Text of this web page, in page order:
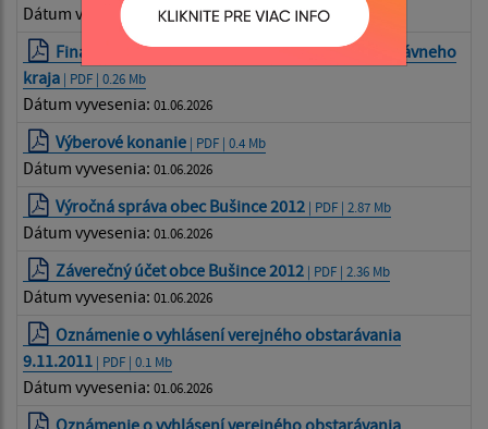
Dátum vyvesenia: 01.06.2026
Finančná podpora Banskobystrického samosprávneho
kraja | PDF | 0.26 Mb
Dátum vyvesenia: 01.06.2026
Výberové konanie | PDF | 0.4 Mb
Dátum vyvesenia: 01.06.2026
Výročná správa obec Bušince 2012 | PDF | 2.87 Mb
Dátum vyvesenia: 01.06.2026
Záverečný účet obce Bušince 2012 | PDF | 2.36 Mb
Dátum vyvesenia: 01.06.2026
Oznámenie o vyhlásení verejného obstarávania
9.11.2011 | PDF | 0.1 Mb
Dátum vyvesenia: 01.06.2026